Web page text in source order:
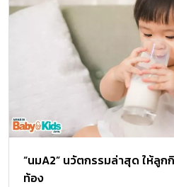
“นมA2” นวัตกรรมล่าสุด ให้ลู
ท้อง